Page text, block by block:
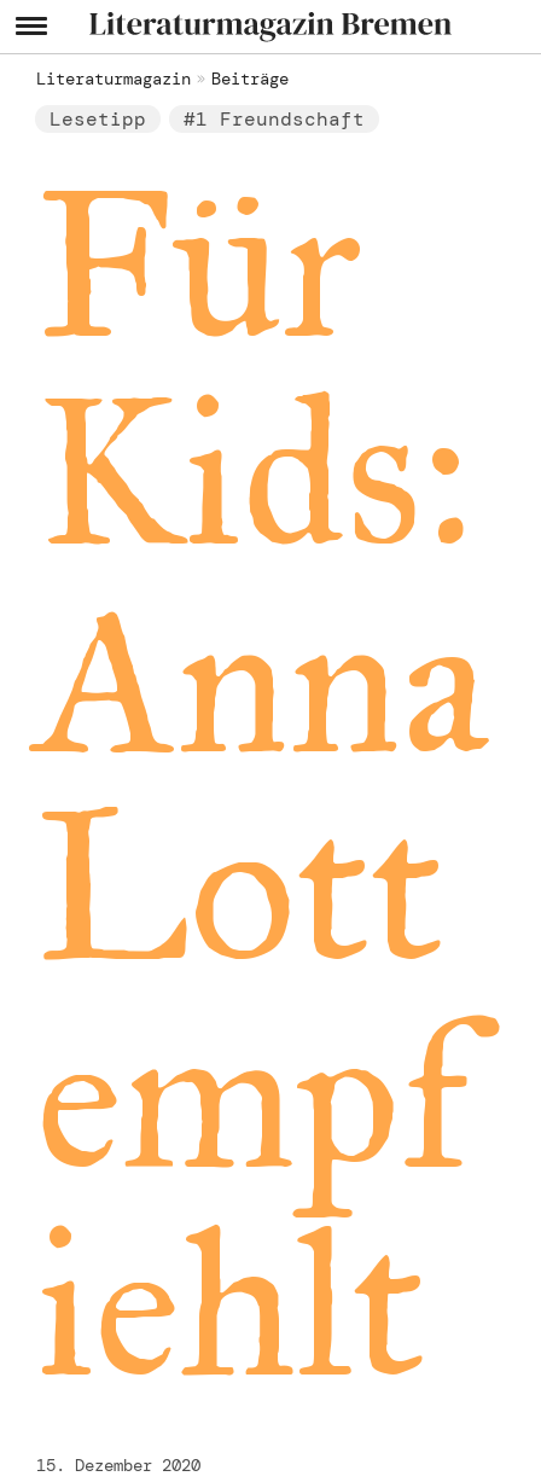
Literaturmagazin Beiträge
Lesetipp #1 Freundschaft
Für
Kids:
Anna
Lott
empf
iehlt
15. Dezember 2020